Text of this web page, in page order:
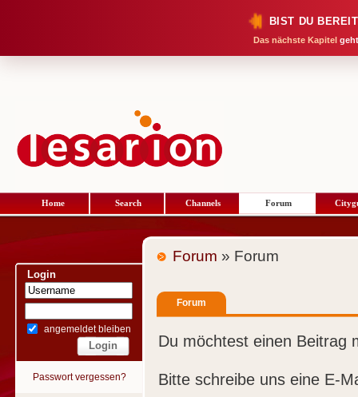
BIST DU
Das nächste Kapitel
Home Search Channels Forum
Login
angemeldet bleiben
Passwort vergessen?
Forum » Forum
Forum
Du möchtest einen Beitrag
Bitte schreibe uns eine E-